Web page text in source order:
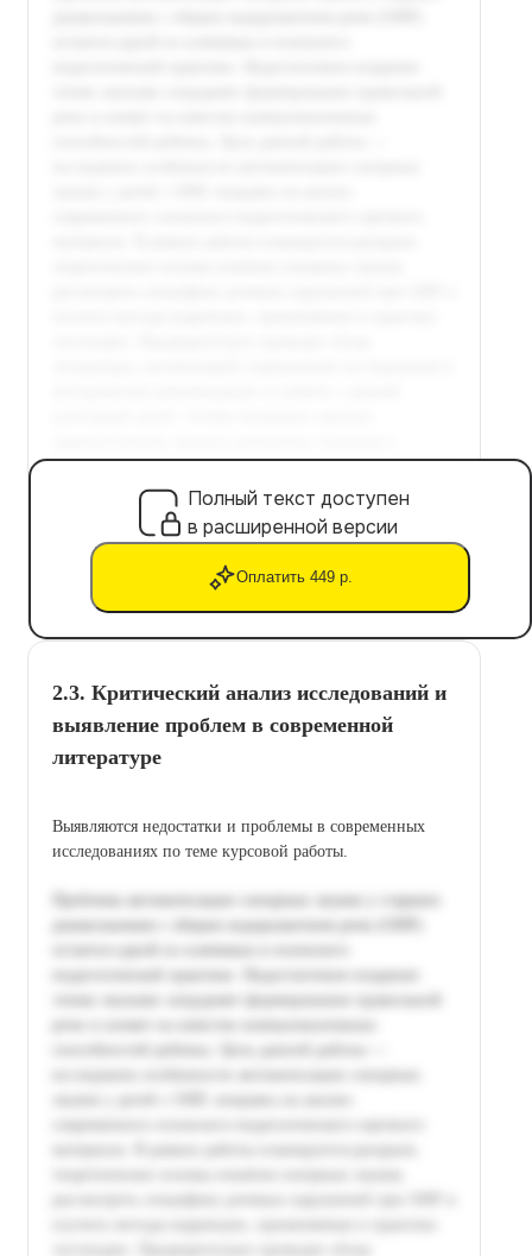
Полный текст доступен
в расширенной версии
Оплатить 449 р.
2.3. Критический анализ исследований и
выявление проблем в современной
литературе
Выявляются недостатки и проблемы в современных
исследованиях по теме курсовой работы.